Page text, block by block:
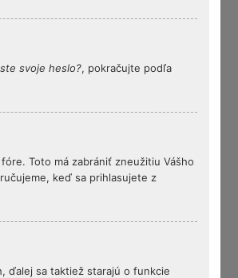
svoje heslo?, pokračujte podľa
Toto má zabrániť zneužitiu Vášho
keď sa prihlasujete z
ďalej sa taktiež starajú o funkcie